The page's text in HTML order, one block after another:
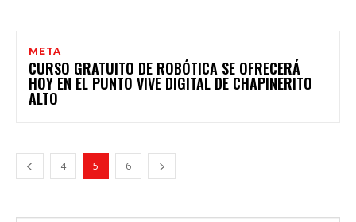
META
CURSO GRATUITO DE ROBÓTICA SE OFRECERÁ
HOY EN EL PUNTO VIVE DIGITAL DE CHAPINERITO
ALTO
4 5 6